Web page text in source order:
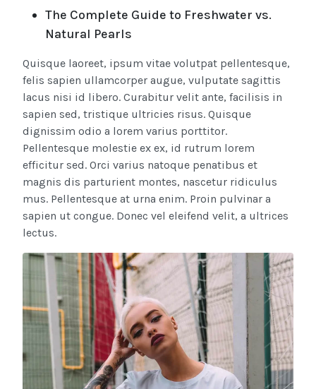
The Complete Guide to Freshwater vs.
Natural Pearls
Quisque laoreet, ipsum vitae volutpat pellentesque,
felis sapien ullamcorper augue, vulputate sagittis
lacus nisi id libero. Curabitur velit ante, facilisis in
sapien sed, tristique ultricies risus. Quisque
dignissim odio a lorem varius porttitor.
Pellentesque molestie ex ex, id rutrum lorem
efficitur sed. Orci varius natoque penatibus et
magnis dis parturient montes, nascetur ridiculus
mus. Pellentesque at urna enim. Proin pulvinar a
sapien ut congue. Donec vel eleifend velit, a ultrices
lectus.